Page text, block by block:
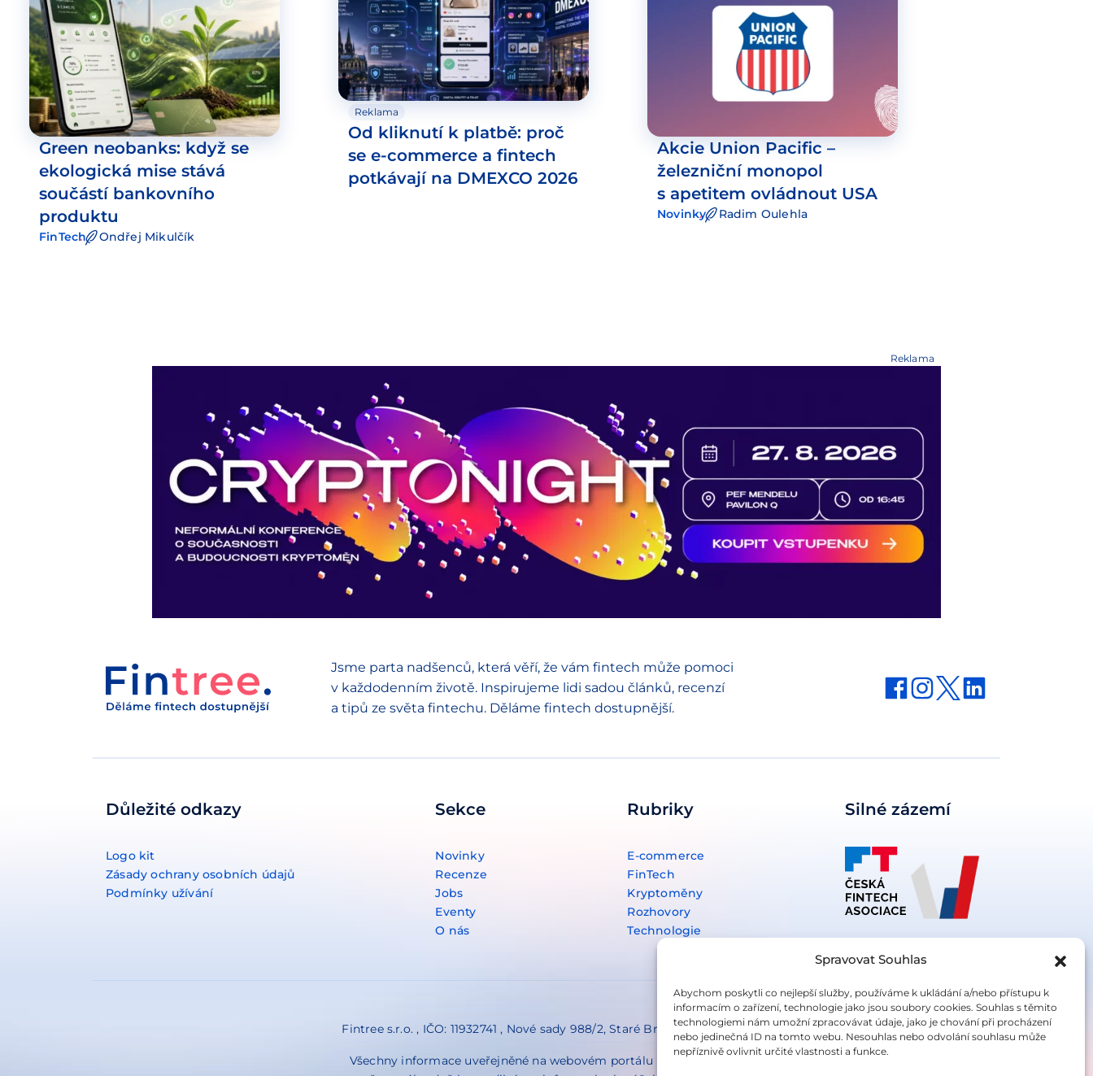
Spravovat Souhlas
Abychom poskytli co nejlepší služby, používáme k ukládání a/nebo přístupu k
informacím o zařízení, technologie jako jsou soubory cookies. Souhlas s těmito
technologiemi nám umožní zpracovávat údaje, jako je chování při procházení
nebo jedinečná ID na tomto webu. Nesouhlas nebo odvolání souhlasu může
nepříznivě ovlivnit určité vlastnosti a funkce.
Green neobanks: když se
ekologická mise stává
součástí bankovního
produktu
FinTech Ondřej Mikulčík
Reklama
Od kliknutí k platbě: proč
se e-commerce a fintech
potkávají na DMEXCO 2026
Akcie Union Pacific –
železniční monopol
s apetitem ovládnout USA
Novinky Radim Oulehla
Reklama
Jsme parta nadšenců, která věří, že vám fintech může pomoci
v každodenním životě. Inspirujeme lidi sadou článků, recenzí
a tipů ze světa fintechu. Děláme fintech dostupnější.
Důležité odkazy
Logo kit
Zásady ochrany osobních údajů
Podmínky užívání
Sekce
Novinky
Recenze
Jobs
Eventy
O nás
Rubriky
E-commerce
FinTech
Kryptoměny
Rozhovory
Technologie
Silné zázemí
Fintree s.r.o. , IČO: 11932741 , Nové sady 988/2, Staré Brno, 602 00 Brno
Všechny informace uveřejněné na webovém portálu Fintree.cz